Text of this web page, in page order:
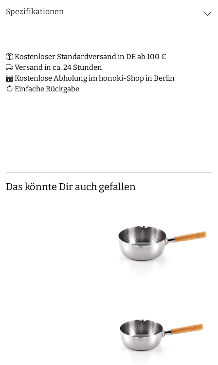
Spezifikationen
Kostenloser Standardversand in DE ab 100 €
Versand in ca. 24 Stunden
Kostenlose Abholung im honoki-Shop in Berlin
Einfache Rückgabe
Das könnte Dir auch gefallen